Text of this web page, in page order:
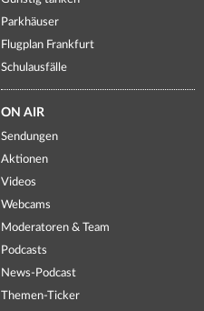
Parkhäuser
Flugplan Frankfurt
Schulausfälle
ON AIR
Sendungen
Aktionen
Videos
Webcams
Moderatoren & Team
Podcasts
News-Podcast
Themen-Ticker